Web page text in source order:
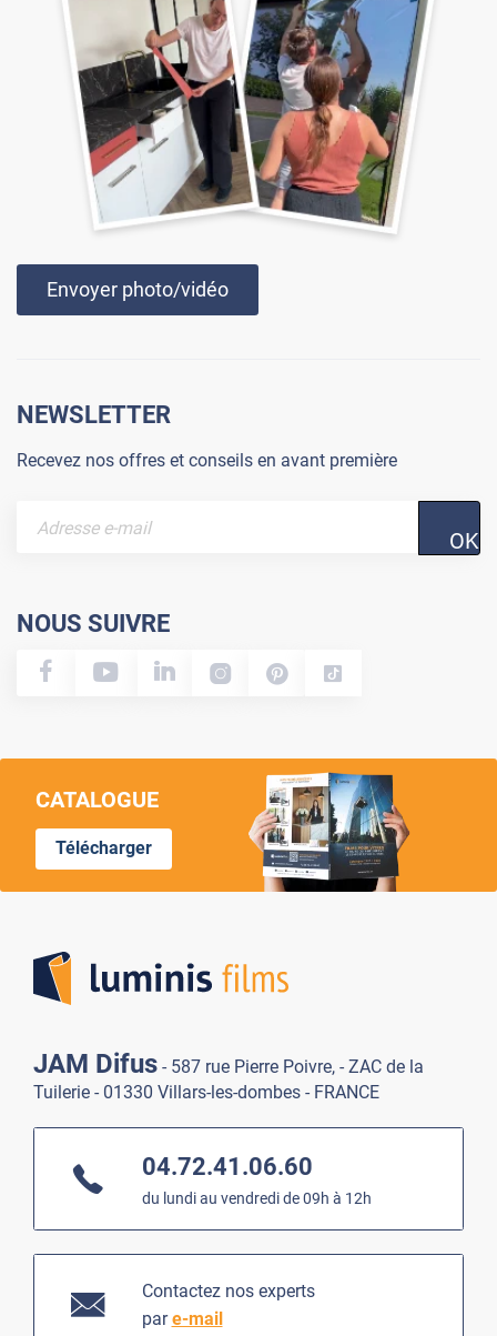
Envoyer photo/vidéo
NEWSLETTER
Recevez nos offres et conseils en avant première
OK
NOUS SUIVRE
CATALOGUE
Télécharger
JAM Difus - 587 rue Pierre Poivre, - ZAC de la
Tuilerie - 01330 Villars-les-dombes - FRANCE
04.72.41.06.60
du lundi au vendredi de 09h à 12h
Contactez nos experts
pare-mail